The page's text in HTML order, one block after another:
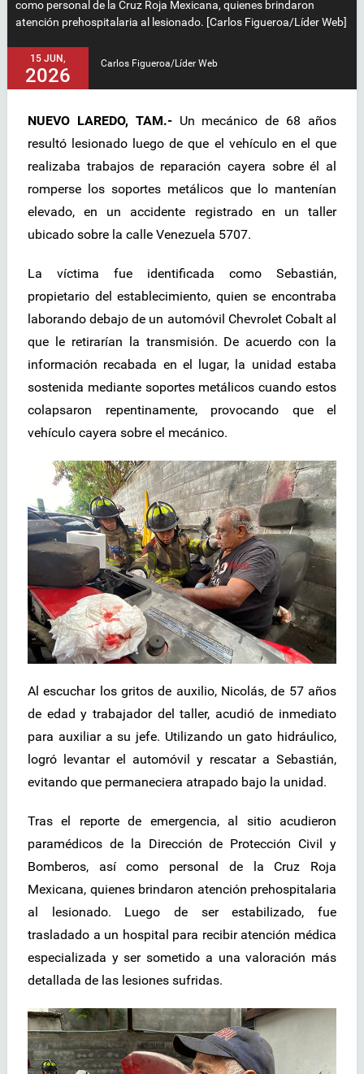
como personal de la Cruz Roja Mexicana, quienes brindaron
atención prehospitalaria al lesionado. [Carlos Figueroa/Líder Web]
15 JUN,
2026
Carlos Figueroa/Líder Web
NUEVO LAREDO, TAM.-Un mecánico de 68 años
resultó lesionado luego de que el vehículo en el que
realizaba trabajos de reparación cayera sobre él al
romperse los soportes metálicos que lo mantenían
elevado, en un accidente registrado en un taller
ubicado sobre la calle Venezuela 5707.
La víctima fue identificada como Sebastián,
propietario del establecimiento, quien se encontraba
laborando debajo de un automóvil Chevrolet Cobalt al
que le retirarían la transmisión. De acuerdo con la
información recabada en el lugar, la unidad estaba
sostenida mediante soportes metálicos cuando estos
colapsaron repentinamente, provocando que el
vehículo cayera sobre el mecánico.
Al escuchar los gritos de auxilio, Nicolás, de 57 años
de edad y trabajador del taller, acudió de inmediato
para auxiliar a su jefe. Utilizando un gato hidráulico,
logró levantar el automóvil y rescatar a Sebastián,
evitando que permaneciera atrapado bajo la unidad.
Tras el reporte de emergencia, al sitio acudieron
paramédicos de la Dirección de Protección Civil y
Bomberos, así como personal de la Cruz Roja
Mexicana, quienes brindaron atención prehospitalaria
al lesionado. Luego de ser estabilizado, fue
trasladado a un hospital para recibir atención médica
especializada y ser sometido a una valoración más
detallada de las lesiones sufridas.